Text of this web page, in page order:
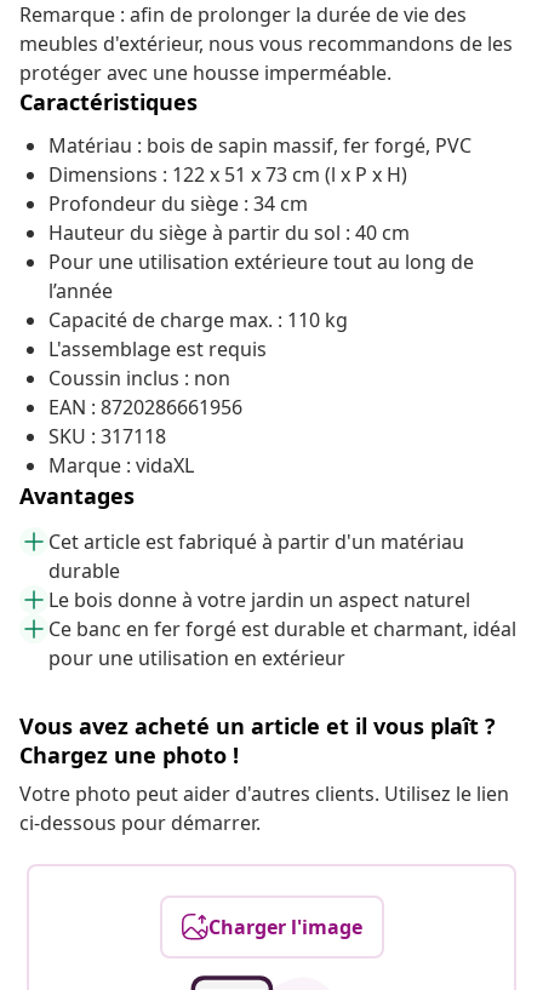
Remarque : afin de prolonger la durée de vie des
meubles d'extérieur, nous vous recommandons de les
protéger avec une housse imperméable.
Caractéristiques
Matériau : bois de sapin massif, fer forgé, PVC
Dimensions : 122 x 51 x 73 cm (l x P x H)
Profondeur du siège : 34 cm
Hauteur du siège à partir du sol : 40 cm
Pour une utilisation extérieure tout au long de
l’année
Capacité de charge max. : 110 kg
L'assemblage est requis
Coussin inclus : non
EAN : 8720286661956
SKU : 317118
Marque : vidaXL
Avantages
Cet article est fabriqué à partir d'un matériau
durable
Le bois donne à votre jardin un aspect naturel
Ce banc en fer forgé est durable et charmant, idéal
pour une utilisation en extérieur
Vous avez acheté un article et il vous plaît ?
Chargez une photo !
Votre photo peut aider d'autres clients. Utilisez le lien
ci-dessous pour démarrer.
Charger l'image